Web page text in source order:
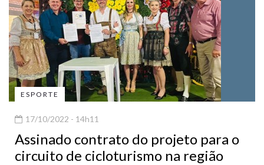
ESPORTE
17/10/2022 - 14h11
Assinado contrato do projeto para o
circuito de cicloturismo na região